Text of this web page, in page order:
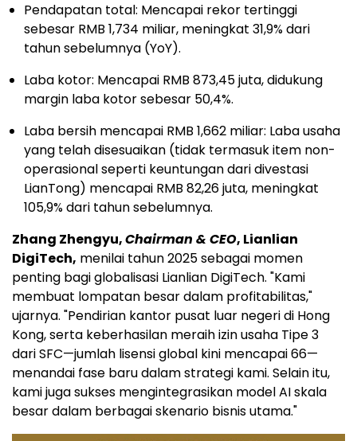
Pendapatan total: Mencapai rekor tertinggi
sebesar RMB 1,734 miliar, meningkat 31,9% dari
tahun sebelumnya (YoY).
Laba kotor: Mencapai RMB 873,45 juta, didukung
margin laba kotor sebesar 50,4%.
Laba bersih mencapai RMB 1,662 miliar: Laba usaha
yang telah disesuaikan (tidak termasuk item non-
operasional seperti keuntungan dari divestasi
LianTong) mencapai RMB 82,26 juta, meningkat
105,9% dari tahun sebelumnya.
Zhang Zhengyu,Chairman & CEO, Lianlian
DigiTech, menilai tahun 2025 sebagai momen
penting bagi globalisasi Lianlian DigiTech. "Kami
membuat lompatan besar dalam profitabilitas,"
ujarnya. "Pendirian kantor pusat luar negeri di Hong
Kong, serta keberhasilan meraih izin usaha Tipe 3
dari SFC—jumlah lisensi global kini mencapai 66—
menandai fase baru dalam strategi kami. Selain itu,
kami juga sukses mengintegrasikan model AI skala
besar dalam berbagai skenario bisnis utama."